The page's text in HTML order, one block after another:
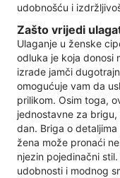
udobnošću i
Zašto vrijedi
Ulaganje u ženske
odluka je koja donosi
izrade jamči
omogućuje vam da
prilikom. Osim toga,
jednostavne za
dan. Briga o
žena može pronaći
njezin pojedinačni
udobnosti i modnog